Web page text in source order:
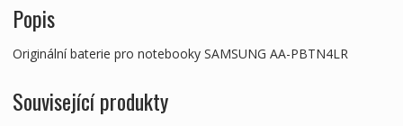
Popis
Originální baterie pro notebooky SAMSUNG AA-PBTN4LR
Související produkty